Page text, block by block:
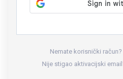
Nemate korisnički račun?
Nije stigao aktivacijski